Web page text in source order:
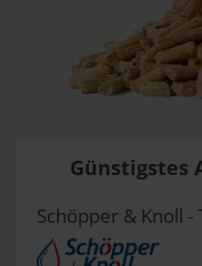
Günstigstes
Schöpper & Knoll